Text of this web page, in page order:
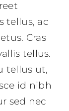
tellus, ac
Cras
tellus.
tellus ut,
id nibh
sed nec